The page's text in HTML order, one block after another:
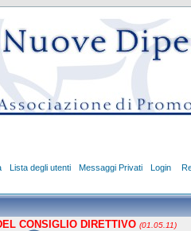
Lista degli utenti Messaggi Privati Login
CONSIGLIO DIRETTIVO (01.05.11)